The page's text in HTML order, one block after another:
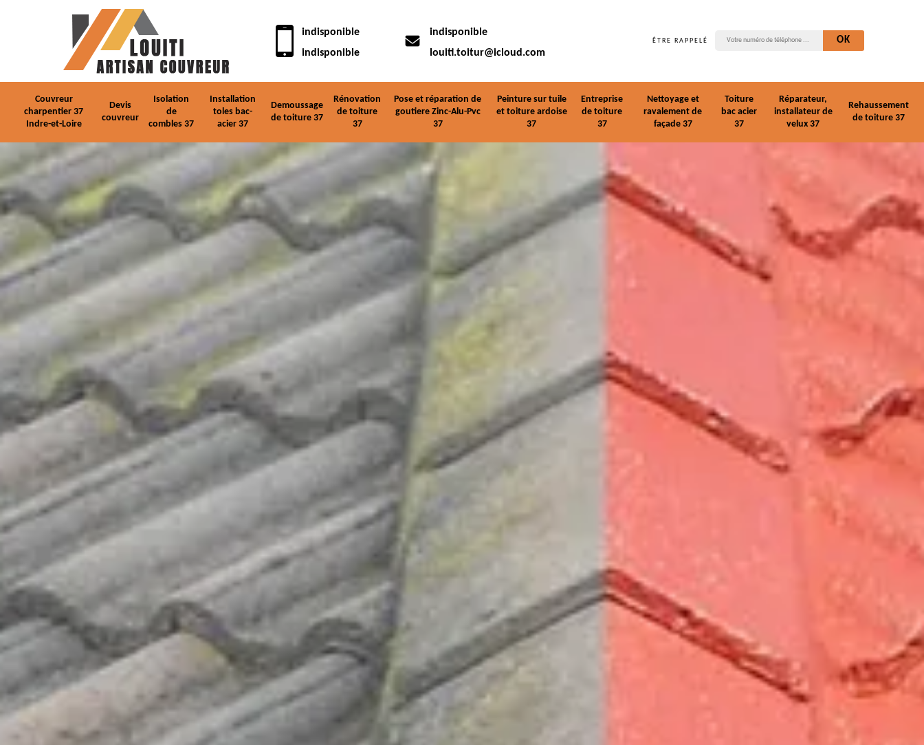
indisponible
indisponible
indisponible
louiti.toitur@icloud.com
ÊTRE RAPPELÉ
Couvreur
charpentier 37
Indre-et-Loire
Devis
couvreur
Isolation
de
combles 37
Installation
toles bac-
acier 37
Demoussage
de toiture 37
Rénovation
de toiture
37
Pose et réparation de
goutiere Zinc-Alu-Pvc
37
Peinture sur tuile
et toiture ardoise
37
Entreprise
de toiture
37
Nettoyage et
ravalement de
façade 37
Toiture
bac acier
37
Réparateur,
installateur de
velux 37
Rehaussement
de toiture 37